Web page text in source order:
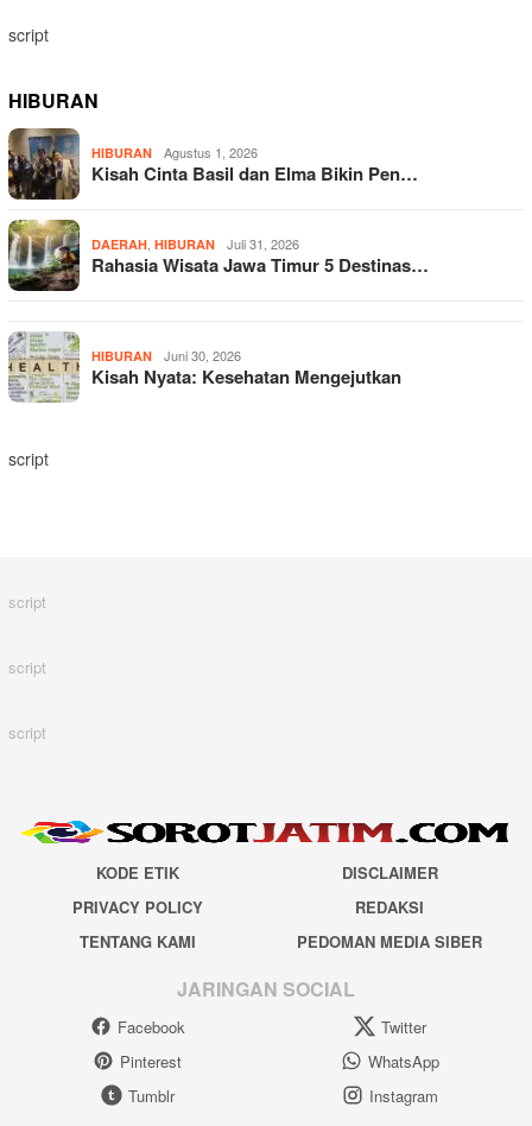
script
HIBURAN
HIBURAN Agustus 1, 2026
Kisah Cinta Basil dan Elma Bikin Pen…
DAERAH HIBURAN Juli 31, 2026
Rahasia Wisata Jawa Timur 5 Destinas…
HIBURAN Juni 30, 2026
Kisah Nyata: Kesehatan Mengejutkan
script
script
script
script
KODE ETIK
DISCLAIMER
PRIVACY POLICY
REDAKSI
TENTANG KAMI
PEDOMAN MEDIA SIBER
JARINGAN SOCIAL
Facebook
Twitter
Pinterest
WhatsApp
Tumblr
Instagram